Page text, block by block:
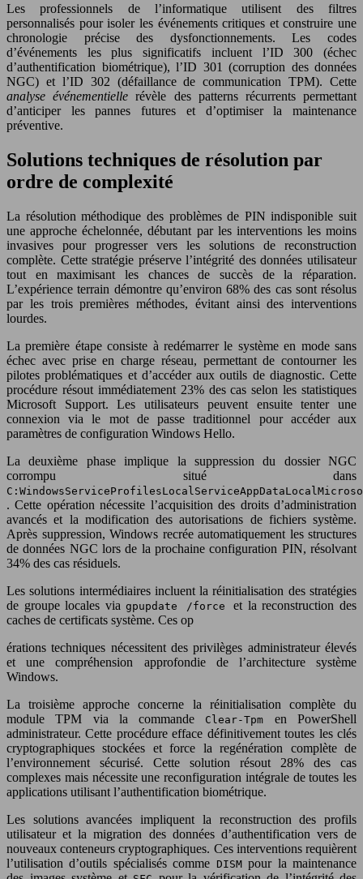
Les professionnels de l’informatique utilisent des filtres
personnalisés pour isoler les événements critiques et construire une
chronologie précise des dysfonctionnements. Les codes
d’événements les plus significatifs incluent l’ID 300 (échec
d’authentification biométrique), l’ID 301 (corruption des données
NGC) et l’ID 302 (défaillance de communication TPM). Cette
analyse événementiellerévèle des patterns récurrents permettant
d’anticiper les pannes futures et d’optimiser la maintenance
préventive.
Solutions techniques de résolution par
ordre de complexité
La résolution méthodique des problèmes de PIN indisponible suit
une approche échelonnée, débutant par les interventions les moins
invasives pour progresser vers les solutions de reconstruction
complète. Cette stratégie préserve l’intégrité des données utilisateur
tout en maximisant les chances de succès de la réparation.
L’expérience terrain démontre qu’environ 68% des cas sont résolus
par les trois premières méthodes, évitant ainsi des interventions
lourdes.
La première étape consiste à redémarrer le système en mode sans
échec avec prise en charge réseau, permettant de contourner les
pilotes problématiques et d’accéder aux outils de diagnostic. Cette
procédure résout immédiatement 23% des cas selon les statistiques
Microsoft Support. Les utilisateurs peuvent ensuite tenter une
connexion via le mot de passe traditionnel pour accéder aux
paramètres de configuration Windows Hello.
La deuxième phase implique la suppression du dossier NGC
corrompu situé dans
. Cette opération nécessite l’acquisition des droits d’administration
avancés et la modification des autorisations de fichiers système.
Après suppression, Windows recrée automatiquement les structures
de données NGC lors de la prochaine configuration PIN, résolvant
34% des cas résiduels.
Les solutions intermédiaires incluent la réinitialisation des stratégies
de groupe locales viagpupdate /forceet la reconstruction des
caches de certificats système. Ces op
érations techniques nécessitent des privilèges administrateur élevés
et une compréhension approfondie de l’architecture système
Windows.
La troisième approche concerne la réinitialisation complète du
module TPM via la commande
Clear-Tpm en PowerShell
administrateur. Cette procédure efface définitivement toutes les clés
cryptographiques stockées et force la regénération complète de
l’environnement sécurisé. Cette solution résout 28% des cas
complexes mais nécessite une reconfiguration intégrale de toutes les
applications utilisant l’authentification biométrique.
Les solutions avancées impliquent la reconstruction des profils
utilisateur et la migration des données d’authentification vers de
nouveaux conteneurs cryptographiques. Ces interventions requièrent
l’utilisation d’outils spécialisés comme DISMpour la maintenance